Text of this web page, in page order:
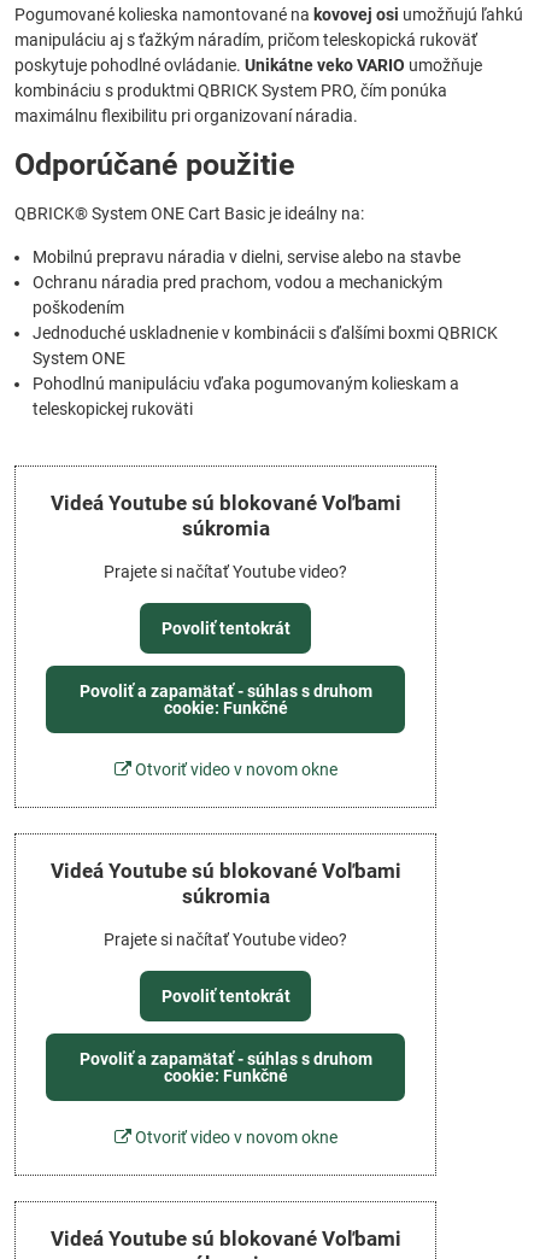
Pogumované kolieska namontované na kovovej osi umožňujú ľahkú
manipuláciu aj s ťažkým náradím, pričom teleskopická rukoväť
poskytuje pohodlné ovládanie. Unikátne veko VARIO umožňuje
kombináciu s produktmi QBRICK System PRO, čím ponúka
maximálnu flexibilitu pri organizovaní náradia.
Odporúčané použitie
QBRICK® System ONE Cart Basic je ideálny na:
Mobilnú prepravu náradia v dielni, servise alebo na stavbe
Ochranu náradia pred prachom, vodou a mechanickým
poškodením
Jednoduché uskladnenie v kombinácii s ďalšími boxmi QBRICK
System ONE
Pohodlnú manipuláciu vďaka pogumovaným kolieskam a
teleskopickej rukoväti
Videá Youtube sú blokované Voľbami
súkromia
Prajete si načítať Youtube video?
Povoliť tentokrát
Povoliť a zapamätať - súhlas s druhom
cookie: Funkčné
Otvoriť video v novom okne
Videá Youtube sú blokované Voľbami
súkromia
Prajete si načítať Youtube video?
Povoliť tentokrát
Povoliť a zapamätať - súhlas s druhom
cookie: Funkčné
Otvoriť video v novom okne
Videá Youtube sú blokované Voľbami